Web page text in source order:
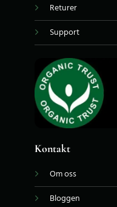
Returer
Support
Kontakt
Om oss
Bloggen